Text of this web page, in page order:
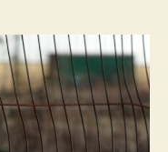
à
prévoir
pour
les
générations
futures